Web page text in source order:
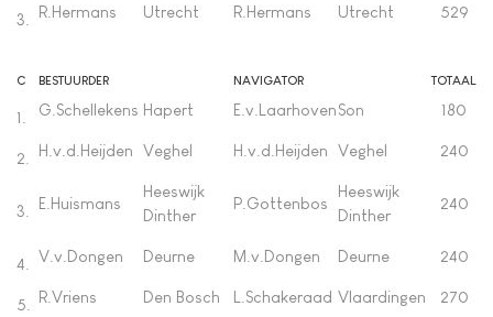
3. R.Hermans Utrecht R.Hermans Utrecht 529
C BESTUURDER NAVIGATOR TOTAAL
1. G.Schellekens Hapert E.v.LaarhovenSon 180
2. H.v.d.Heijden Veghel H.v.d.Heijden Veghel 240
3. E.Huismans
Heeswijk
Dinther
P.Gottenbos
Heeswijk
Dinther
240
4. V.v.Dongen Deurne M.v.Dongen Deurne 240
5. R.Vriens Den Bosch L.Schakeraad Vlaardingen 270